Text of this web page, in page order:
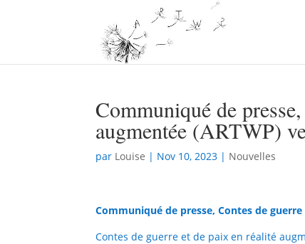
Communiqué de
augmentée (ARTWP)
par Louise | Nov 10, 2023 | Nouvelles
Communiqué de presse, Contes de
Contes de guerre et de paix en réalité